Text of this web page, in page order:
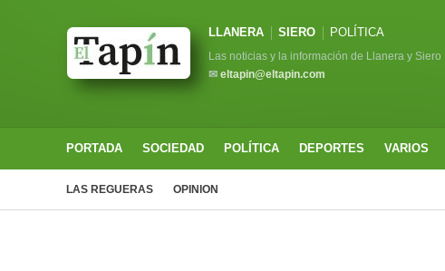
LLANERA SIERO POLÍTICA
Las noticias y la información de Llanera y Siero
✉ eltapin@eltapin.com
PORTADA SOCIEDAD POLÍTICA DEPORTES VARIOS
LAS REGUERAS OPINION